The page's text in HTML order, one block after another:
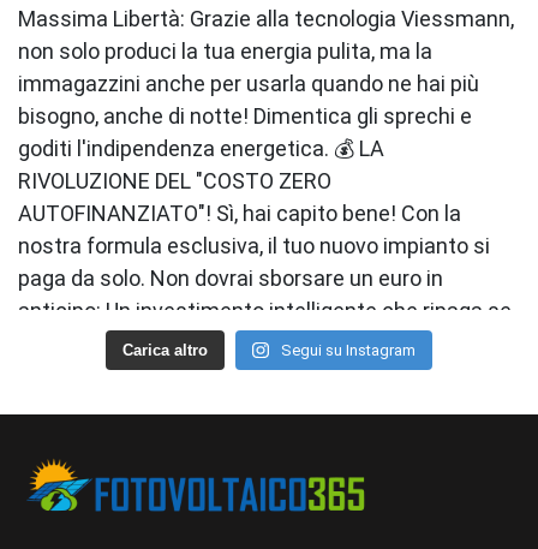
Carica altro Segui su Instagram